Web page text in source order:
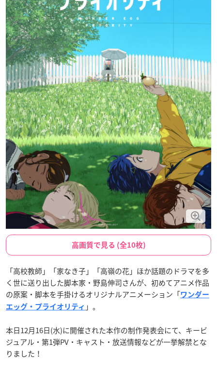
高画質で見る (全10枚)
「高校教師」「家なき子」「高嶺の花」ほか話題のドラマを多
く世に送り出した脚本家・野島伸司さんが、初めてアニメ作品
の原案・脚本を手掛けるオリジナルアニメーション「ワンダー
エッグ・プライオリティ 」。
本日12月16日(水)に開催された本作の制作発表会にて、キービ
ジュアル・第1弾PV・キャスト・放送情報などが一挙解禁とな
りました！